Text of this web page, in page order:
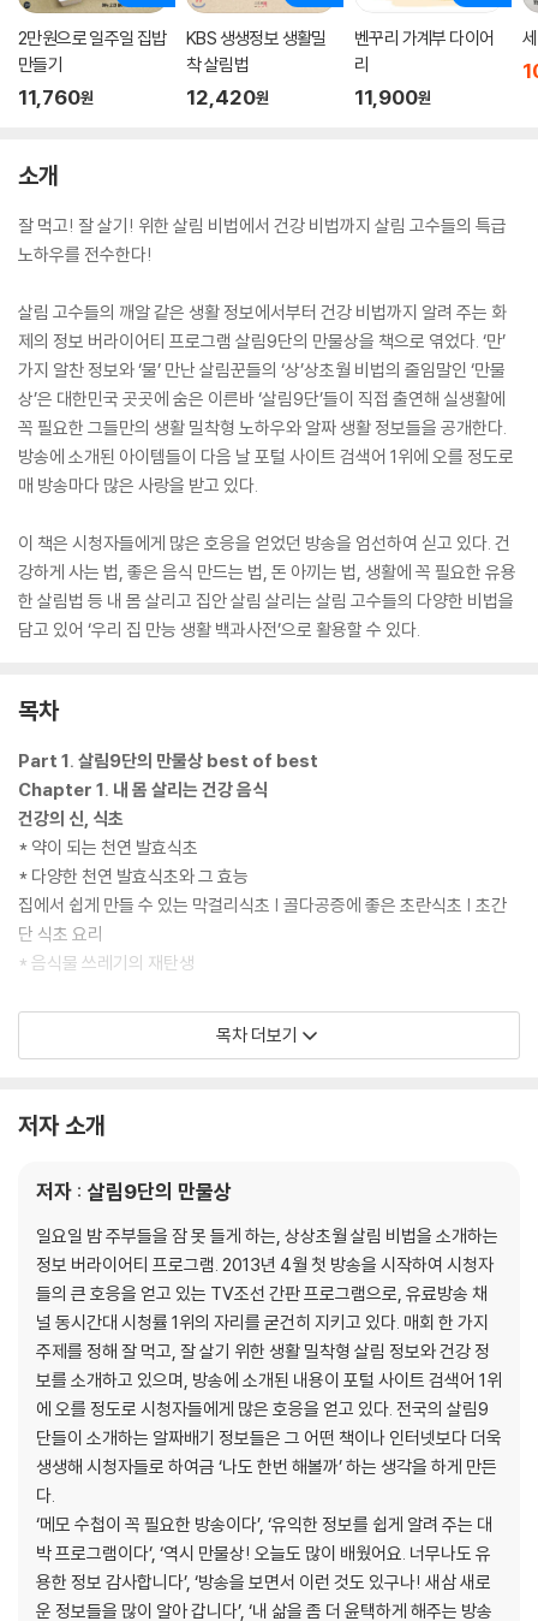
2만원으로 일주일 집밥
만들기
11,760원
KBS 생생정보 생활밀
착 살림법
12,420원
벤꾸리 가계부 다이어
리
11,900원
소개
잘 먹고! 잘 살기! 위한 살림 비법에서 건강 비법까지 살림 고수들의 특급
노하우를 전수한다!
살림 고수들의 깨알 같은 생활 정보에서부터 건강 비법까지 알려 주는 화
제의 정보 버라이어티 프로그램 살림9단의 만물상을 책으로 엮었다. ‘만’
가지 알찬 정보와 ‘물’ 만난 살림꾼들의 ‘상’상초월 비법의 줄임말인 ‘만물
상’은 대한민국 곳곳에 숨은 이른바 ‘살림9단’들이 직접 출연해 실생활에
꼭 필요한 그들만의 생활 밀착형 노하우와 알짜 생활 정보들을 공개한다.
방송에 소개된 아이템들이 다음 날 포털 사이트 검색어 1위에 오를 정도로
매 방송마다 많은 사랑을 받고 있다.
이 책은 시청자들에게 많은 호응을 얻었던 방송을 엄선하여 싣고 있다. 건
강하게 사는 법, 좋은 음식 만드는 법, 돈 아끼는 법, 생활에 꼭 필요한 유용
한 살림법 등 내 몸 살리고 집안 살림 살리는 살림 고수들의 다양한 비법을
담고 있어 ‘우리 집 만능 생활 백과사전’으로 활용할 수 있다.
목차
Part 1. 살림9단의 만물상 best of best
Chapter 1. 내 몸 살리는 건강 음식
건강의 신, 식초
* 약이 되는 천연 발효식초
* 다양한 천연 발효식초와 그 효능
집에서 쉽게 만들 수 있는 막걸리식초 | 골다공증에 좋은 초란식초 | 초간
단 식초 요리
* 음식물 쓰레기의 재탄생
보약 같은 효소, 세상을 바꾸는 발효
집에서 누구나 만들 수 있는 고추효소 | 조청을 이용해 만드는 초간편 양파
* 암 예방에 효과적인 현미김치
껍질의 놀라운 재발견
* 과일껍질로 요리하기
새콤달콤 밥을 부르는 참외껍질 장아찌 | 몸에 좋고 맛도 좋은 사과껍질 튀
김 | 쫄깃쫄깃 달콤 시원한 수박껍질잼 | 차게 먹어도 맛있는 수박껍질 고
추장찌개 | 씹히는 맛이 일품인 수박껍질 말랭이무침 | 수박껍질 요리를 하
기 위한 수박 손질법
* 명태껍질로 요리하기
반찬은 물론 술안주로도 좋은 명태껍질 튀김 | 입맛 돋우는 명태껍질 양념
무침 | 눈에 좋은 석결명차 | .키토산의 보고 게껍데기 & 양파껍질차
* 그 밖의 껍질의 무한 변신
우엉껍질로 만드는 클렌징오일 | 촉촉하고 부드럽게 배껍질 스크럽 | 과일
껍질로 만드는 냉장고 탈취제
Chapter 2. 친환경 살림
목차 더보기
저자 소개
저자 : 살림9단의 만물상
일요일 밤 주부들을 잠 못 들게 하는, 상상초월 살림 비법을 소개하는
정보 버라이어티 프로그램. 2013년 4월 첫 방송을 시작하여 시청자
들의 큰 호응을 얻고 있는 TV조선 간판 프로그램으로, 유료방송 채
널 동시간대 시청률 1위의 자리를 굳건히 지키고 있다. 매회 한 가지
주제를 정해 잘 먹고, 잘 살기 위한 생활 밀착형 살림 정보와 건강 정
보를 소개하고 있으며, 방송에 소개된 내용이 포털 사이트 검색어 1위
에 오를 정도로 시청자들에게 많은 호응을 얻고 있다. 전국의 살림9
단들이 소개하는 알짜배기 정보들은 그 어떤 책이나 인터넷보다 더욱
생생해 시청자들로 하여금 ‘나도 한번 해볼까’ 하는 생각을 하게 만든
다.
‘메모 수첩이 꼭 필요한 방송이다’, ‘유익한 정보를 쉽게 알려 주는 대
박 프로그램이다’, ‘역시 만물상! 오늘도 많이 배웠어요. 너무나도 유
용한 정보 감사합니다’, ‘방송을 보면서 이런 것도 있구나! 새삼 새로
운 정보들을 많이 알아 갑니다’, ‘내 삶을 좀 더 윤택하게 해주는 방송